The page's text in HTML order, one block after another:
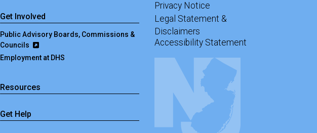
Get Involved
Public Advisory Boards, Commissions &
Councils
Employment at DHS
Resources
Get Help
Privacy Notice
Legal Statement &
Disclaimers
Accessibility Statement